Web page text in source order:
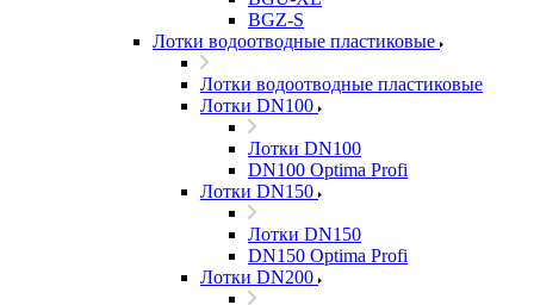
BGZ-S
Лотки водоотводные пластиковые
Лотки водоотводные пластиковые
Лотки DN100
Лотки DN100
DN100 Optima Profi
Лотки DN150
Лотки DN150
DN150 Optima Profi
Лотки DN200